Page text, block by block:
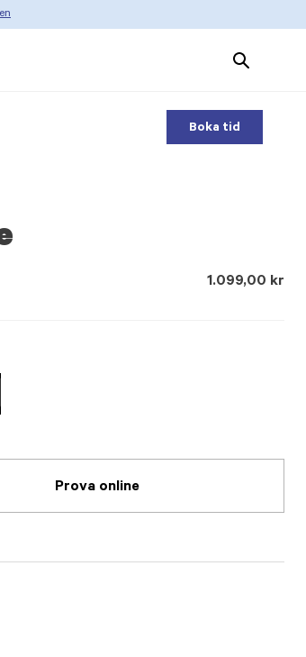
Search
Products
Boka tid
1.099,00 kr
Prova online